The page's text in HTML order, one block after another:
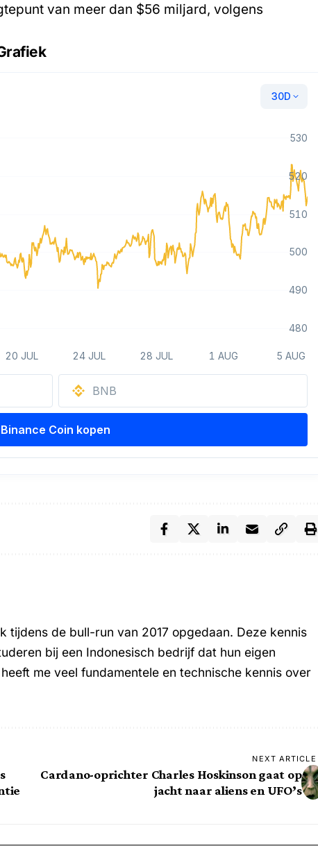
van meer dan $56 miljard, volgens
de bull-run van 2017 opgedaan. Deze kennis
bij een Indonesisch bedrijf dat hun eigen
me veel fundamentele en technische kennis over
NEXT ARTICLE
Cardano-oprichter Charles Hoskinson gaat op
jacht naar aliens en UFO’s